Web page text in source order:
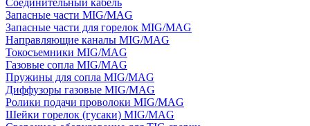
Соединительный кабель
Запасные части MIG/MAG
Запасные части для горелок MIG/MAG
Направляющие каналы MIG/MAG
Токосъемники MIG/MAG
Газовые сопла MIG/MAG
Пружины для сопла MIG/MAG
Диффузоры газовые MIG/MAG
Ролики подачи проволоки MIG/MAG
Шейки горелок (гусаки) MIG/MAG